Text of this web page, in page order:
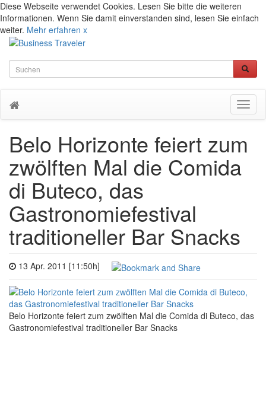
Diese Webseite verwendet Cookies. Lesen Sie bitte die weiteren
Informationen. Wenn Sie damit einverstanden sind, lesen Sie einfach
weiter. Mehr erfahren x
Belo Horizonte feiert zum
zwölften Mal die Comida
di Buteco, das
Gastronomiefestival
traditioneller Bar Snacks
13 Apr. 2011 [11:50h]
Belo Horizonte feiert zum zwölften Mal die Comida di Buteco, das
Gastronomiefestival traditioneller Bar Snacks